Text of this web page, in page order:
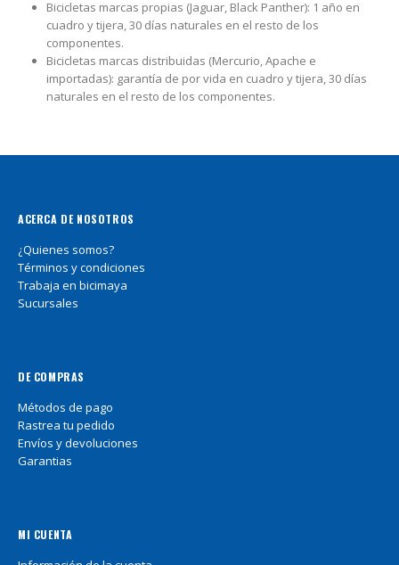
Bicicletas marcas propias (Jaguar, Black Panther): 1 año en
cuadro y tijera, 30 días naturales en el resto de los
componentes.
Bicicletas marcas distribuidas (Mercurio, Apache e
importadas): garantía de por vida en cuadro y tijera, 30 días
naturales en el resto de los componentes.
ACERCA DE NOSOTROS
¿Quienes somos?
Términos y condiciones
Trabaja en bicimaya
Sucursales
DE COMPRAS
Métodos de pago
Rastrea tu pedido
Envíos y devoluciones
Garantias
MI CUENTA